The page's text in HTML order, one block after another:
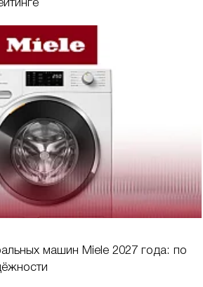
машин Miele 2027 года: по